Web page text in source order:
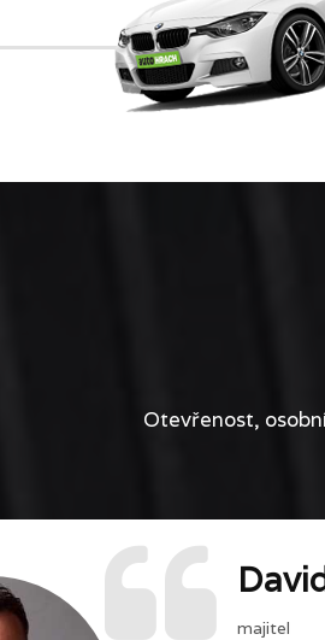
Otevřenost,
majitel